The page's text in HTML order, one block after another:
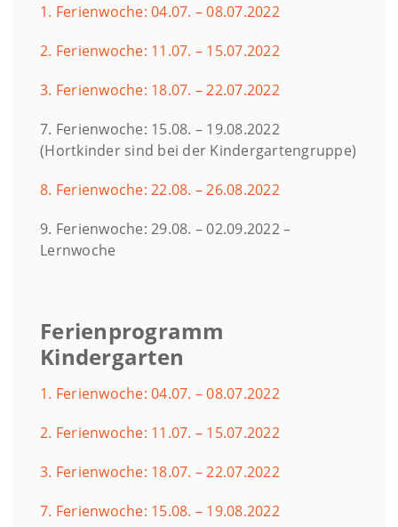
1. Ferienwoche: 04.07. – 08.07.2022
2. Ferienwoche: 11.07. – 15.07.2022
3. Ferienwoche: 18.07. – 22.07.2022
7. Ferienwoche: 15.08. – 19.08.2022
(Hortkinder sind bei der Kindergartengruppe)
8. Ferienwoche: 22.08. – 26.08.2022
9. Ferienwoche: 29.08. – 02.09.2022 –
Lernwoche
Ferienprogramm
Kindergarten
1. Ferienwoche: 04.07. – 08.07.2022
2. Ferienwoche: 11.07. – 15.07.2022
3. Ferienwoche: 18.07. – 22.07.2022
7. Ferienwoche: 15.08. – 19.08.2022